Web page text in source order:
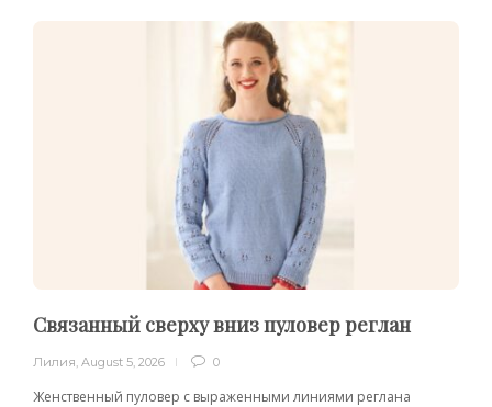
Связанный сверху вниз пуловер реглан
Лилия August 5, 2026 0
Женственный пуловер с выраженными линиями реглана